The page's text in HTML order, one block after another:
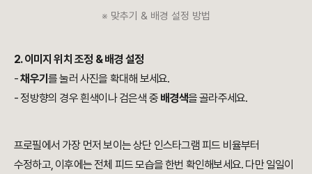
※ 맞추기 & 배경 설정 방법
2. 이미지 위치 조정 & 배경 설정
-채우기를 눌러 사진을 확대해 보세요.
- 정방향의 경우 흰색이나 검은색 중 배경색을 골라주세요.
프로필에서 가장 먼저 보이는 상단 인스타그램 피드 비율부터
수정하고, 이후에는 전체 피드 모습을 한번 확인해보세요. 다만 일일이